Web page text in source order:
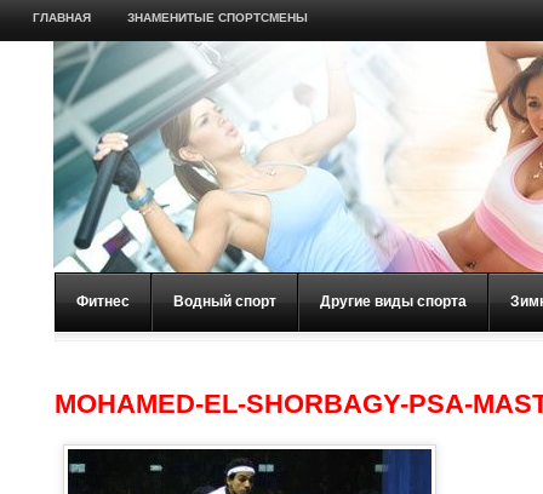
ГЛАВНАЯ ЗНАМЕНИТЫЕ СПОРТСМЕНЫ
Фитнес Водный спорт Другие виды спорта
MOHAMED-EL-SHORBAGY-PSA-